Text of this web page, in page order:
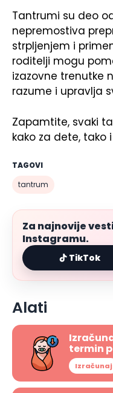
Tantrumi su deo
nepremostiva
strpljenjem i
roditelji mogu
izazovne trenutke
razume i upravlja
Zapamtite, svaki
kako za dete, tako
TAGOVI
tantrum
Za najnovije
Instagramu.
TikTok
Alati
termin
Izračunaj